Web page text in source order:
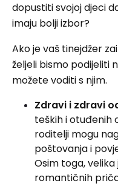
dopustiti svojoj djeci
imaju bolji izbor?
Ako je vaš tinejdžer
željeli bismo podijeliti
možete voditi s njim.
Zdravi i zdravi
teških i otuđenih
roditelji mogu
poštovanja i
Osim toga, velika
romantičnih